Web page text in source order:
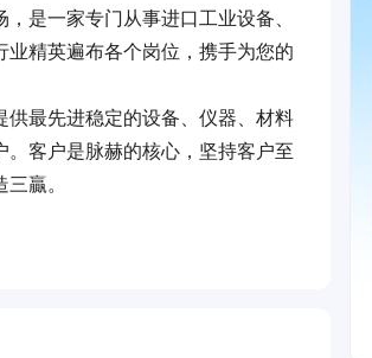
是一家专门从事进口工业设备、
精英遍布各个岗位，携手为您的
最先进稳定的设备、仪器、材料
客户是脉赫的核心，坚持客户至
贏。